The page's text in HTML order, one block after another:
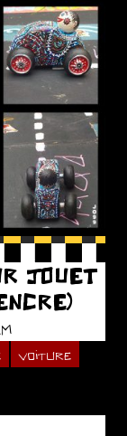
JOUET
voiture